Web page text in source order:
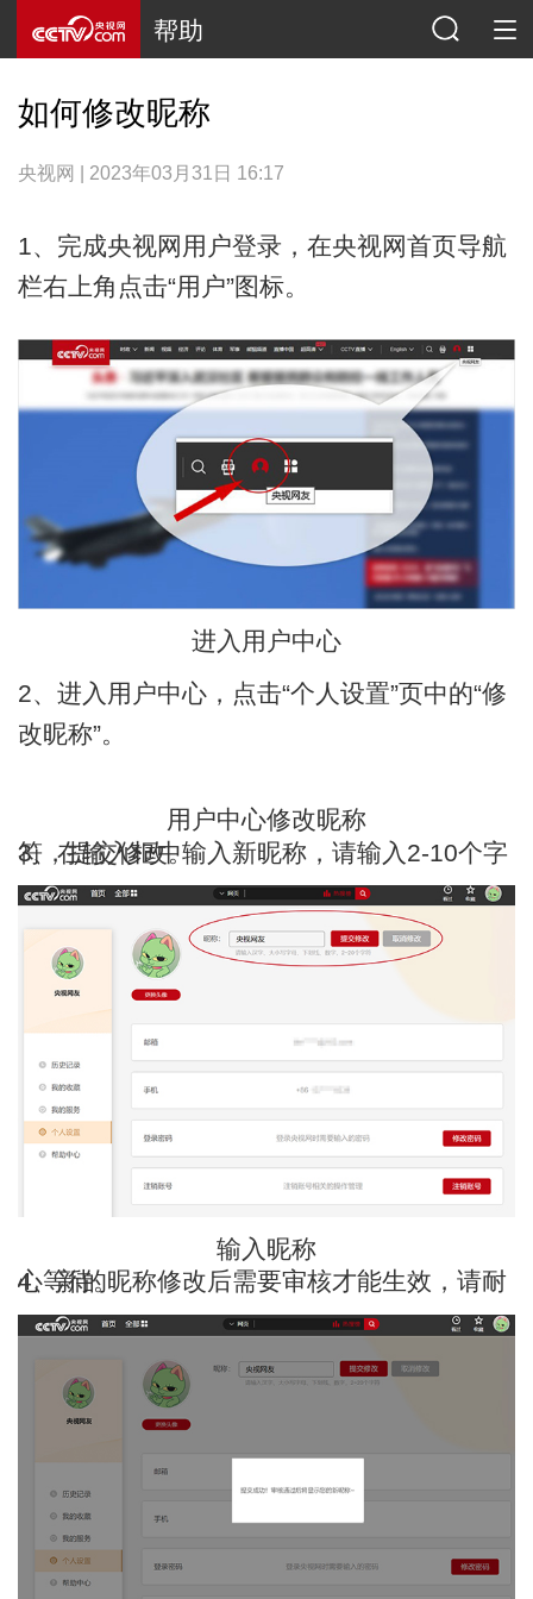
帮助
如何修改昵称
央视网 | 2023年03月31日 16:17
1、完成央视网用户登录，在央视网首页导航
栏右上角点击“用户”图标。
进入用户中心
2、进入用户中心，点击“个人设置”页中的“修
改昵称”。
用户中心修改昵称
3、在输入框中输入新昵称，请输入2-10个字符，提交修改。
输入昵称
4、新的昵称修改后需要审核才能生效，请耐心等待。